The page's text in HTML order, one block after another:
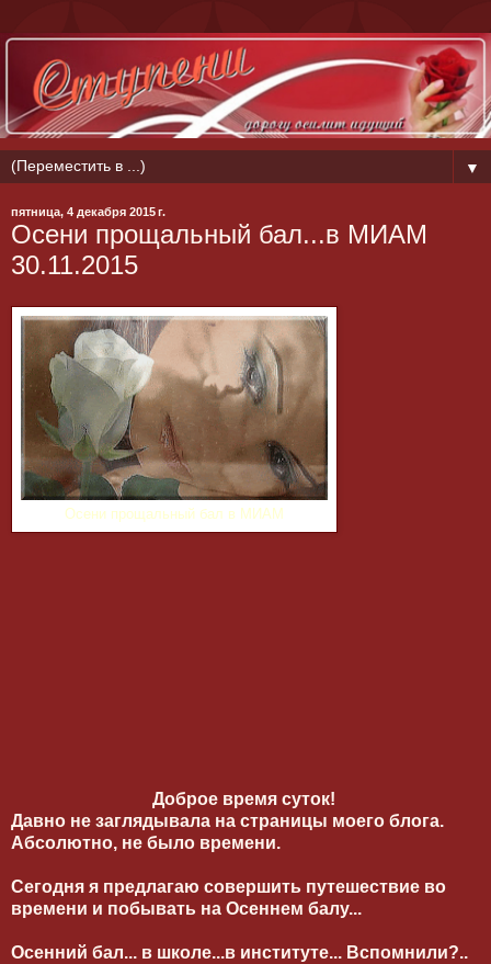
▼
пятница, 4 декабря 2015 г.
Осени прощальный бал...в МИАМ
30.11.2015
Осени прощальный бал в МИАМ
Доброе время суток!
Давно не заглядывала на страницы моего блога.
Абсолютно, не было времени.
Сегодня я предлагаю совершить путешествие во
времени и побывать на Осеннем балу...
Осенний бал... в школе...в институте... Вспомнили?..